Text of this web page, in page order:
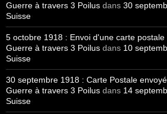
Guerre à travers 3 Poilus dans 30
Suisse
5 octobre 1918 : Envoi d'une carte
Guerre à travers 3 Poilus dans 10
Suisse
30 septembre 1918 : Carte Postale
Guerre à travers 3 Poilus dans 14
Suisse